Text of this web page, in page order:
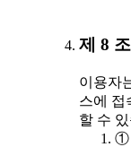
제 8
이용자
스에 접
할 수
①